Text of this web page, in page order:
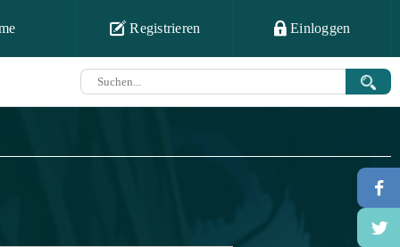
Registrieren Einloggen